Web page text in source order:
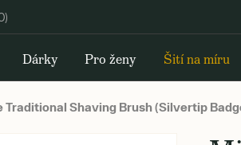
Dárky Pro ženy Šití na míru
Traditional Shaving Brush (Silvertip